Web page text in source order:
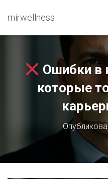
mirwellness
Ошибки в
которые